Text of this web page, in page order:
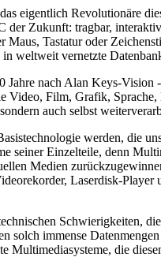
eigentlich Revolutionäre
der Zukunft: tragbar,
Maus, Tastatur oder
weltweit vernetzte
nach Alan Keys-
Film, Grafik,
auch selbst
werden, die
seiner Einzelteile, denn
Medien
Laserdisk-
Schwierigkeiten,
immense
Multimediasysteme, die